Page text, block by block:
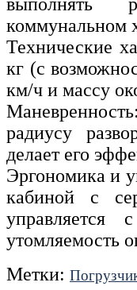
коммунальном
Технические
кг (с
км/ч и массу
радиусу
делает его
Эргономика и
кабиной с
утомляемость
Метки: